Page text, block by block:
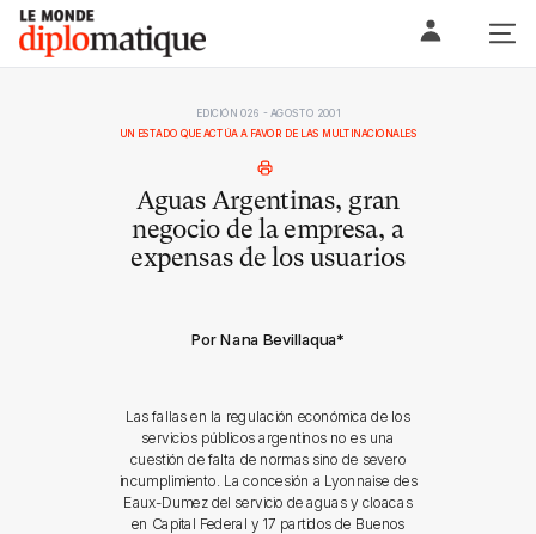
Skip
content
Le monde diplomatique
EDICIÓN 026 - AGOSTO 2001
UN ESTADO QUE ACTÚA A FAVOR DE LAS MULTINACIONALES
Aguas Argentinas, gran
negocio de la empresa, a
expensas de los usuarios
Por Nana Bevillaqua*
Las fallas en la regulación económica de los
servicios públicos argentinos no es una
cuestión de falta de normas sino de severo
incumplimiento. La concesión a Lyonnaise des
Eaux-Dumez del servicio de aguas y cloacas
en Capital Federal y 17 partidos de Buenos